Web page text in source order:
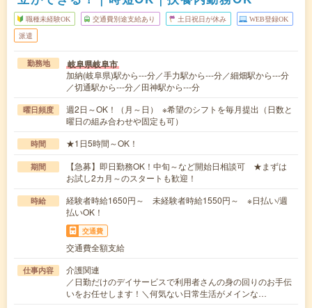
職種未経験OK 交通費別途支給あり 土日祝日が休み WEB登録OK
派遣
勤務地 岐阜県岐阜市
加納(岐阜県)駅から---分／手力駅から---分／細畑駅から---分
／切通駅から---分／田神駅から---分
曜日頻度
週2日～OK！（月～日） ※希望のシフトを毎月提出（日数と
曜日の組み合わせや固定も可）
時間 ★1日5時間～OK！
期間
【急募】即日勤務OK！中旬～など開始日相談可 ★まずは
お試し2カ月～のスタートも歓迎！
時給
経験者時給1650円～ 未経験者時給1550円～ ※日払い/週
払いOK！
交通費
交通費全額支給
仕事内容
介護関連
／日勤だけのデイサービスで利用者さんの身の回りのお手伝
いをお任せします！＼何気ない日常生活がメインな…